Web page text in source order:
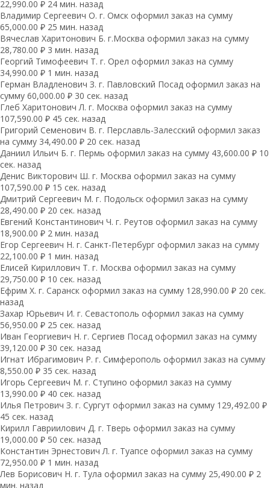
22,990.00 ₽ 24 мин. назад
Владимир Сергеевич О. г. Омск оформил заказ на сумму
65,000.00 ₽ 25 мин. назад
Вячеслав Харитонович Б. г.Москва оформил заказ на сумму
28,780.00 ₽ 3 мин. назад
Георгий Тимофеевич Т. г. Орел оформил заказ на сумму
34,990.00 ₽ 1 мин. назад
Герман Владленович З. г. Павловский Посад оформил заказ на
сумму 60,000.00 ₽ 30 сек. назад
Глеб Харитонович Л. г. Москва оформил заказ на сумму
107,590.00 ₽ 45 сек. назад
Григорий Семенович В. г. Перславль-Залесский оформил заказ
на сумму 34,490.00 ₽ 20 сек. назад
Даниил Ильич Б. г. Пермь оформил заказ на сумму 43,600.00 ₽ 10
сек. назад
Денис Викторович Ш. г. Москва оформил заказ на сумму
107,590.00 ₽ 15 сек. назад
Дмитрий Сергеевич М. г. Подольск оформил заказ на сумму
28,490.00 ₽ 20 сек. назад
Евгений Константинович Ч. г. Реутов оформил заказ на сумму
18,900.00 ₽ 2 мин. назад
Егор Сергеевич Н. г. Санкт-Петербург оформил заказ на сумму
22,100.00 ₽ 1 мин. назад
Елисей Кириллович Т. г. Москва оформил заказ на сумму
29,750.00 ₽ 10 сек. назад
Ефрим Х. г. Саранск оформил заказ на сумму 128,990.00 ₽ 20 сек.
назад
Захар Юрьевич И. г. Севастополь оформил заказ на сумму
56,950.00 ₽ 25 сек. назад
Иван Георгиевич Н. г. Сергиев Посад оформил заказ на сумму
39,120.00 ₽ 30 сек. назад
Игнат Ибрагимович Р. г. Симферополь оформил заказ на сумму
8,550.00 ₽ 35 сек. назад
Игорь Сергеевич М. г. Ступино оформил заказ на сумму
13,990.00 ₽ 40 сек. назад
Илья Петрович З. г. Сургут оформил заказ на сумму 129,492.00 ₽
45 сек. назад
Кирилл Гавриилович Д. г. Тверь оформил заказ на сумму
19,000.00 ₽ 50 сек. назад
Константин Эрнестович Л. г. Туапсе оформил заказ на сумму
72,950.00 ₽ 1 мин. назад
Лев Борисович Н. г. Тула оформил заказ на сумму 25,490.00 ₽ 2
мин. назад